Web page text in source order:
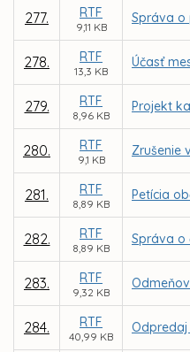
277. RTF
9,11 KB
Správa o
278. RTF
13,3 KB
Účasť
279. RTF
8,96 KB
Projekt
280. RTF
9,1 KB
Zrušenie
281. RTF
8,89 KB
Petícia
282. RTF
8,89 KB
Správa o
283. RTF
9,32 KB
284. RTF
40,99 KB
Odpredaj